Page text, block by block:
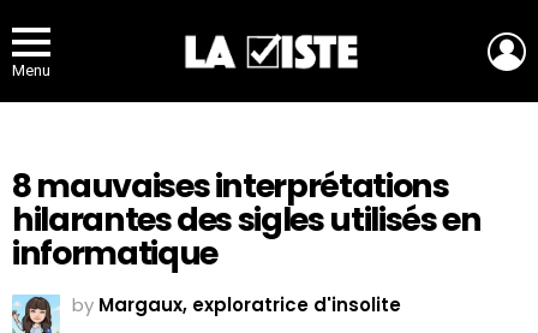
Menu
8 mauvaises interprétations
hilarantes des sigles utilisés en
informatique
by Margaux, exploratrice d'insolite